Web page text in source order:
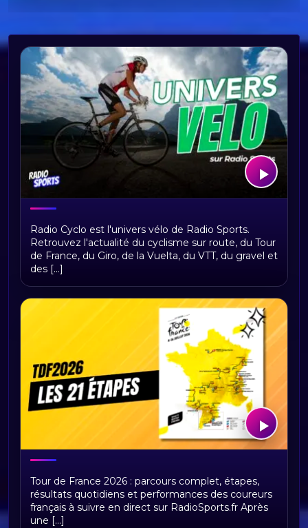
Bienvenue sur Radio Cyclo, votre
univers vélo
Radio Cyclo est l'univers vélo de Radio Sports.
Retrouvez l'actualité du cyclisme sur route, du Tour
de France, du Giro, de la Vuelta, du VTT, du gravel et
des [...]
Tour de France 2026 : présentation,
étapes et replays Radio Sports
Tour de France 2026 : parcours complet, étapes,
résultats quotidiens et performances des coureurs
français à suivre en direct sur RadioSports.fr Après
une [...]